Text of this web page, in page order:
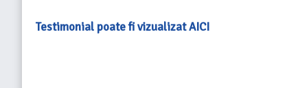
Testimonial poate fi vizualizat AICI